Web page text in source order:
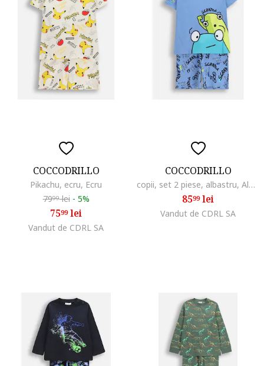
COCCODRILLO
Pikachu, ecru, Ecru
7999lei - 5%
7599lei
Vandut de CDRL SA
COCCODRILLO
copii, set 2 piese, albastru, Albastru
8599lei
Vandut de CDRL SA